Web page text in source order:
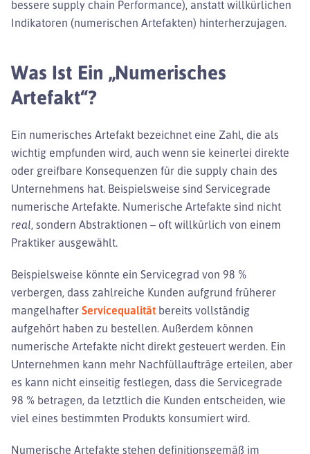
bessere supply chain Performance), anstatt willkürlichen
Indikatoren (numerischen Artefakten) hinterherzujagen.
Was Ist Ein „numerisches
Artefakt“?
Ein numerisches Artefakt bezeichnet eine Zahl, die als
wichtig empfunden wird, auch wenn sie keinerlei direkte
oder greifbare Konsequenzen für die supply chain des
Unternehmens hat. Beispielsweise sind Servicegrade
numerische Artefakte. Numerische Artefakte sind nicht
real, sondern Abstraktionen – oft willkürlich von einem
Praktiker ausgewählt.
Beispielsweise könnte ein Servicegrad von 98 %
verbergen, dass zahlreiche Kunden aufgrund früherer
mangelhafter Servicequalität bereits vollständig
aufgehört haben zu bestellen. Außerdem können
numerische Artefakte nicht direkt gesteuert werden. Ein
Unternehmen kann mehr Nachfüllaufträge erteilen, aber
es kann nicht einseitig festlegen, dass die Servicegrade
98 % betragen, da letztlich die Kunden entscheiden, wie
viel eines bestimmten Produkts konsumiert wird.
Numerische Artefakte stehen definitionsgemäß im